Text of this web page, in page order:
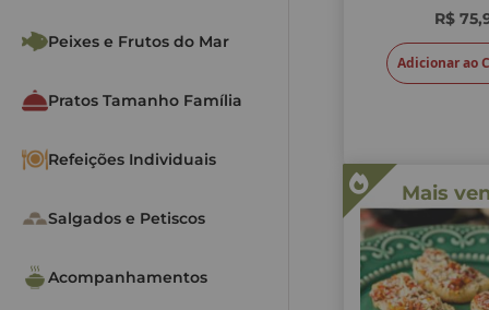
Peixes e Frutos do Mar
Pratos Tamanho Família
Refeições Individuais
Salgados e Petiscos
Acompanhamentos
R$
Adicionar ao
Mais